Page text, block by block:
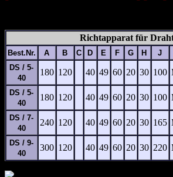
Richtapparat für
Best.Nr. A B C D E F G H J
DS / 5-
40
180 120 40 49 60 20 30 100
DS / 5-
40
180 120 40 49 60 20 30 100
DS / 7-
40
240 120 40 49 60 20 30 165
DS / 9-
40
300 120 40 49 60 20 30 220